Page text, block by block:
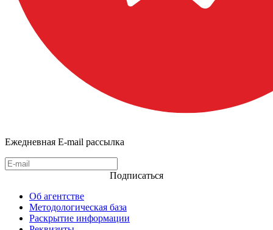
Ежедневная E-mail рассылка
Подписаться
Об агентстве
Методологическая база
Раскрытие информации